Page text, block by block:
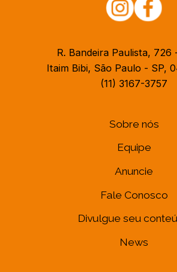
R. Bandeira Paulista, 726
Itaim Bibi, São Paulo - SP,
(11) 3167-3757
Sobre nós
Equipe
Anuncie
Fale Conosco
Divulgue seu
News